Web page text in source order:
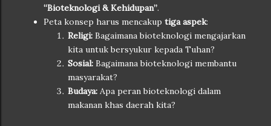
“Bioteknologi & Kehidupan”.
Peta konsep harus mencakup tiga aspek:
Religi: Bagaimana bioteknologi mengajarkan
kita untuk bersyukur kepada Tuhan?
Sosial: Bagaimana bioteknologi membantu
masyarakat?
Budaya: Apa peran bioteknologi dalam
makanan khas daerah kita?